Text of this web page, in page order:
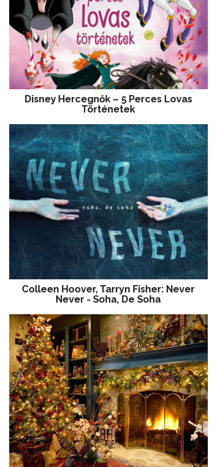
Disney ​Hercegnők – 5 Perces Lovas
Történetek
Colleen Hoover, Tarryn Fisher: Never
Never - Soha, De Soha